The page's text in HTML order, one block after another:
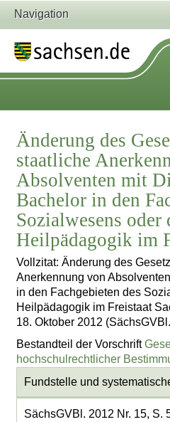
Navigation
Änderung des
staatliche
Absolventen mit
Bachelor in den
Sozialwesens oder
Heilpädagogik im
Vollzitat: Änderung des
Anerkennung von
in den Fachgebieten des
Heilpädagogik im Freistaat
18. Oktober 2012
Bestandteil der Vorschrift
hochschulrechtlicher
Fundstelle und
SächsGVBl. 2012 Nr. 15, S.